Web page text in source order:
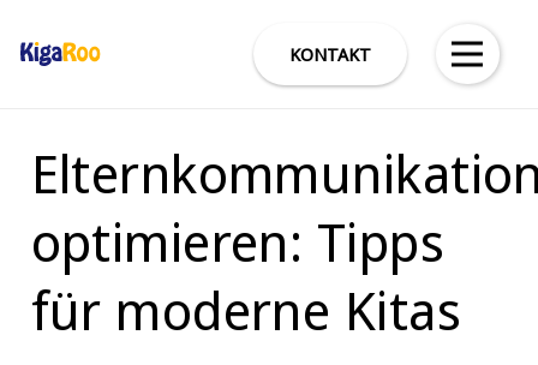
KONTAKT
optimieren: Tipps
für moderne Kitas